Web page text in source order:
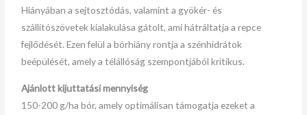
Hiányában a sejtosztódás, valamint a gyökér- és
szállítószövetek kialakulása gátolt, ami hátráltatja a repce
fejlődését. Ezen felül a bórhiány rontja a szénhidrátok
beépülését, amely a télállóság szempontjából kritikus.
Ajánlott kijuttatási mennyiség
150-200 g/ha bór, amely optimálisan támogatja ezeket a